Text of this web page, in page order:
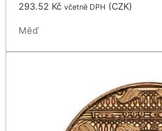
293.52 Kč včetně DPH (CZK)
Měď